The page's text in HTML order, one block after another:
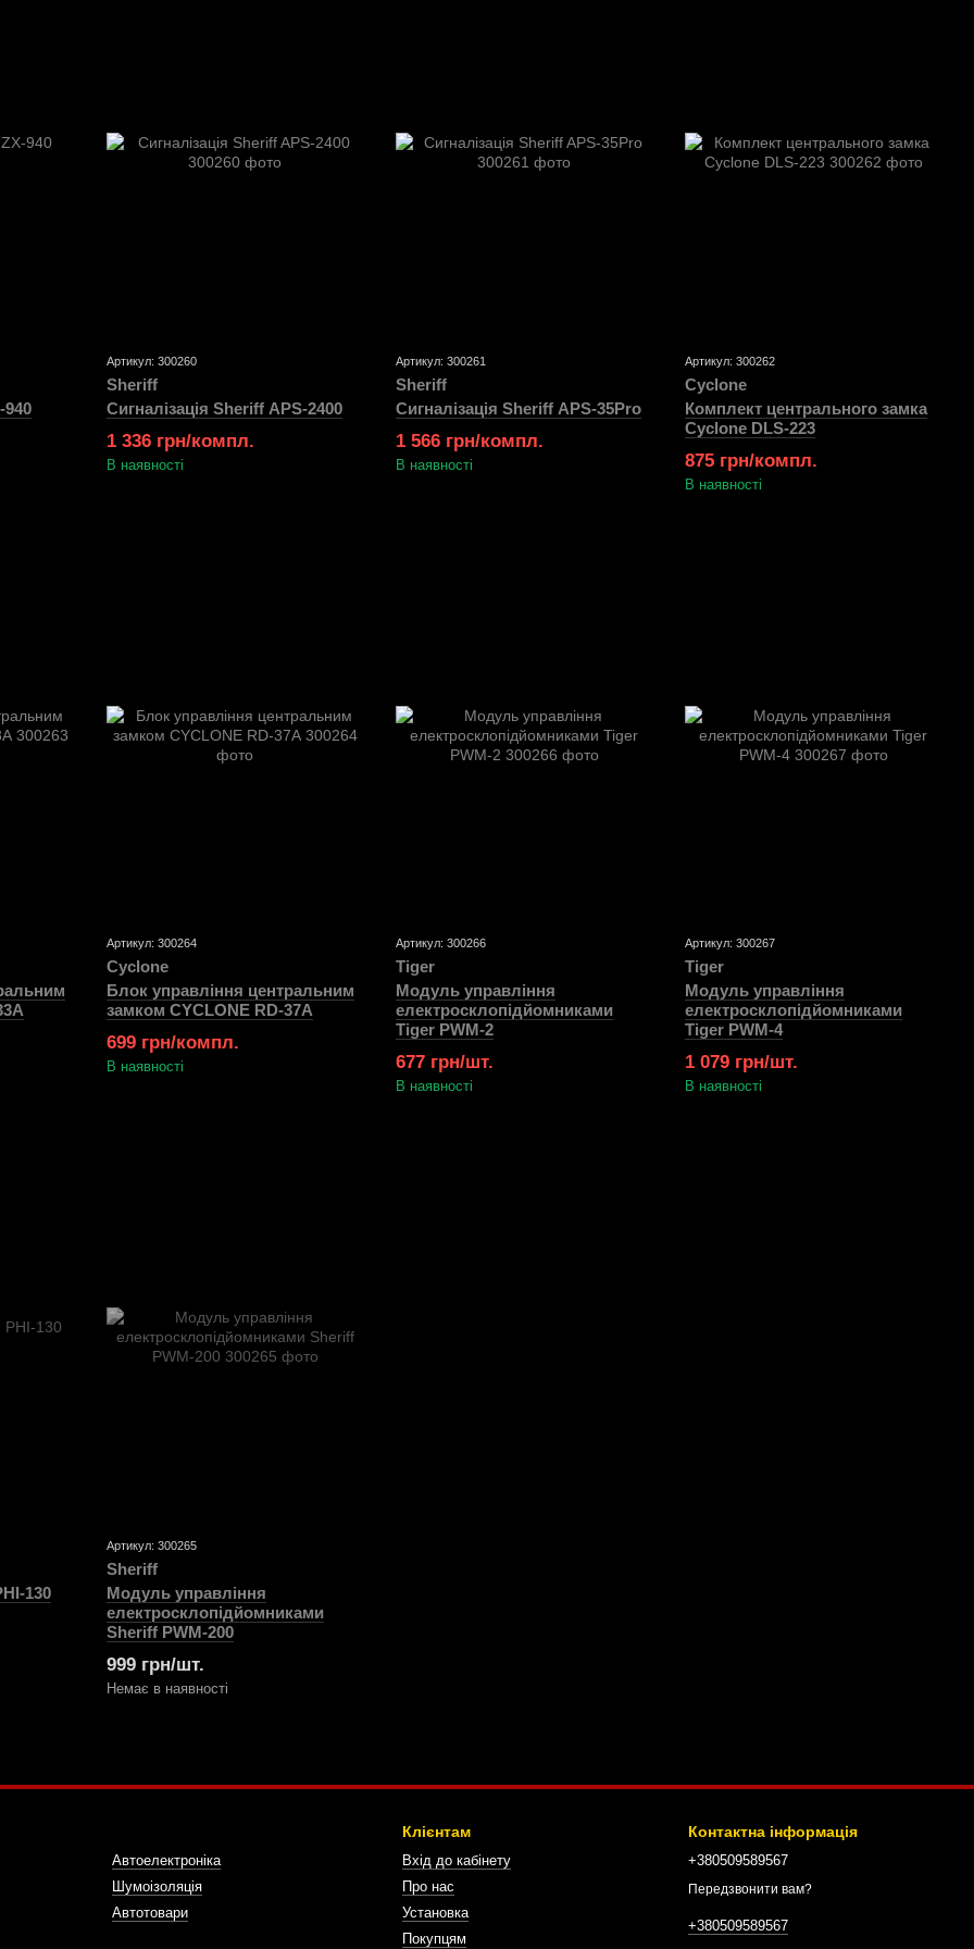
940
Артикул: 300260
Sheriff
Сигналізація Sheriff APS-2400
1 336 грн/компл.
В наявності
Артикул: 300261
Sheriff
Сигналізація Sheriff APS-35Pro
1 566 грн/компл.
В наявності
Артикул: 300262
Cyclone
Комплект центрального замка
Cyclone DLS-223
875 грн/компл.
В наявності
Артикул: 300264
Cyclone
Блок управління центральним
замком CYCLONE RD-37А
699 грн/компл.
В наявності
Артикул: 300266
Tiger
Модуль управління
електросклопідйомниками
Tiger PWM-2
677 грн/шт.
В наявності
Артикул: 300267
Tiger
Модуль управління
електросклопідйомниками
Tiger PWM-4
1 079 грн/шт.
В наявності
130
Артикул: 300265
Sheriff
Модуль управління
електросклопідйомниками
Sheriff PWM-200
999 грн/шт.
Немає в наявності
Автоелектроніка
Шумоізоляція
Автотовари
Клієнтам
Вхід до кабінету
Про нас
Установка
Покупцям
Контактна інформація
+380509589567
Передзвонити вам?
+380509589567